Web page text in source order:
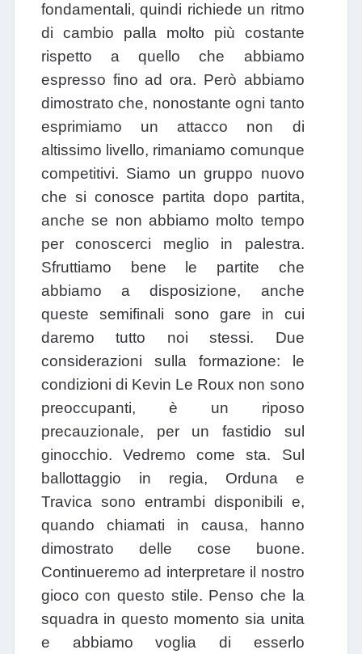
fondamentali, quindi richiede un ritmo
di cambio palla molto più costante
rispetto a quello che abbiamo
espresso fino ad ora. Però abbiamo
dimostrato che, nonostante ogni tanto
esprimiamo un attacco non di
altissimo livello, rimaniamo comunque
competitivi. Siamo un gruppo nuovo
che si conosce partita dopo partita,
anche se non abbiamo molto tempo
per conoscerci meglio in palestra.
Sfruttiamo bene le partite che
abbiamo a disposizione, anche
queste semifinali sono gare in cui
daremo tutto noi stessi. Due
considerazioni sulla formazione: le
condizioni di Kevin Le Roux non sono
preoccupanti, è un riposo
precauzionale, per un fastidio sul
ginocchio. Vedremo come sta. Sul
ballottaggio in regia, Orduna e
Travica sono entrambi disponibili e,
quando chiamati in causa, hanno
dimostrato delle cose buone.
Continueremo ad interpretare il nostro
gioco con questo stile. Penso che la
squadra in questo momento sia unita
e abbiamo voglia di esserlo